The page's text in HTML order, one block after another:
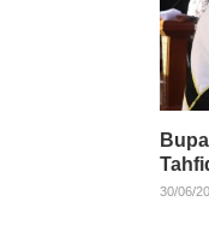
30/06/